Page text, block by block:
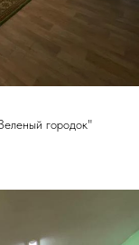
городок"